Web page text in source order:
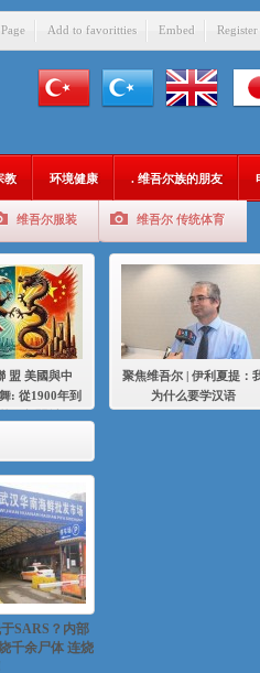
Add to favoritties Embed Register
教 环境健康 . 维吾尔族的朋友
维吾尔服装 维吾尔 传统体育
盟 美國與中
: 從1900年到
聚焦维吾尔 | 伊利夏提：
为什么要学汉语
SARS？内部
千余尸体 连烧